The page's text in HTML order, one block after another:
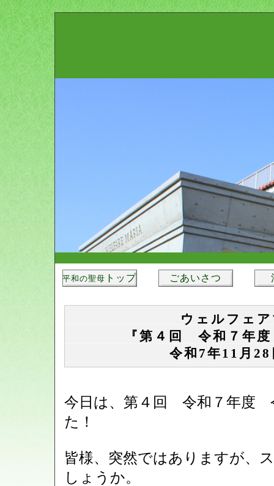
平和の聖母 トップ ごあいさつ
ウェルフェ
『第４回 令和７年
令和7年11月28
今日は、第４回 令和７年度
た！
皆様、突然ではありますが、
しょうか。